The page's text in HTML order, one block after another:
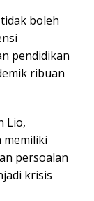
boleh
pendidikan
ribuan
Lio,
memiliki
persoalan
krisis